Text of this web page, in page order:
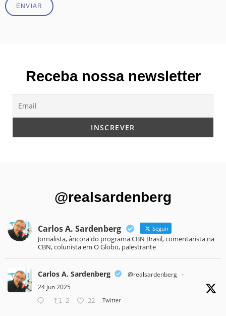
ENVIAR
Receba nossa newsletter
@realsardenberg
Carlos A. Sardenberg Seguir
Jornalista, âncora do programa CBN Brasil, comentarista na
CBN, colunista em O Globo, palestrante
Carlos A. Sardenberg @realsardenberg
·
24 jun 2025
2
22 Twitter